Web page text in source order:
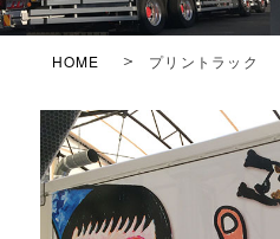
HOME プリントラック